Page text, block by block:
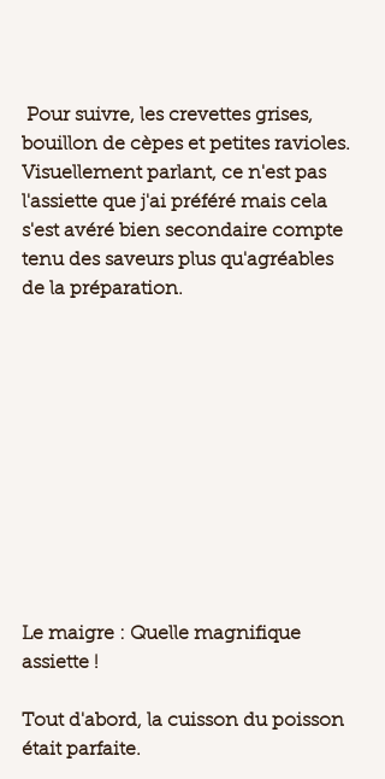
bouillon de cèpes et petites ravioles.
Visuellement parlant, ce n'est pas
l'assiette que j'ai préféré mais cela
s'est avéré bien secondaire compte
tenu des saveurs plus qu'agréables
de la préparation.
Le maigre : Quelle magnifique
assiette !
Tout d'abord, la cuisson du poisson
était parfaite.